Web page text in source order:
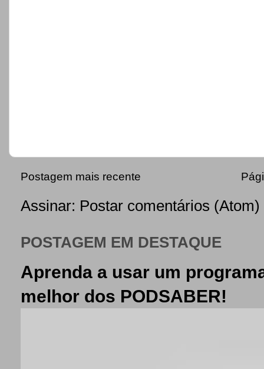
Postagem mais recente
Assinar: Postar comentários (Atom)
POSTAGEM EM DESTAQUE
Aprenda a usar um
melhor dos PODSABER!